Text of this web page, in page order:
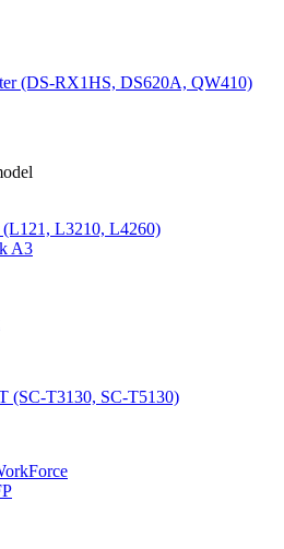
(DS-RX1HS, DS620A, QW410)
(L121, L3210, L4260)
A3
(SC-T3130, SC-T5130)